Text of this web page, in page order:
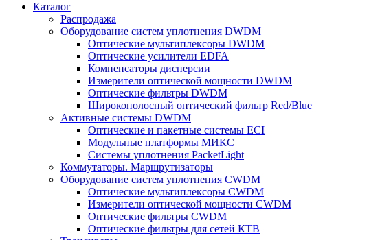
Каталог
Распродажа
Оборудование систем уплотнения DWDM
Оптические мультиплексоры DWDM
Оптические усилители EDFA
Компенсаторы дисперсии
Измерители оптической мощности DWDM
Оптические фильтры DWDM
Широкополосный оптический фильтр Red/Blue
Активные системы DWDM
Оптические и пакетные системы ECI
Модульные платформы МИКС
Системы уплотнения PacketLight
Коммутаторы. Маршрутизаторы
Оборудование систем уплотнения CWDM
Оптические мультиплексоры CWDM
Измерители оптической мощности CWDM
Оптические фильтры CWDM
Оптические фильтры для сетей КТВ